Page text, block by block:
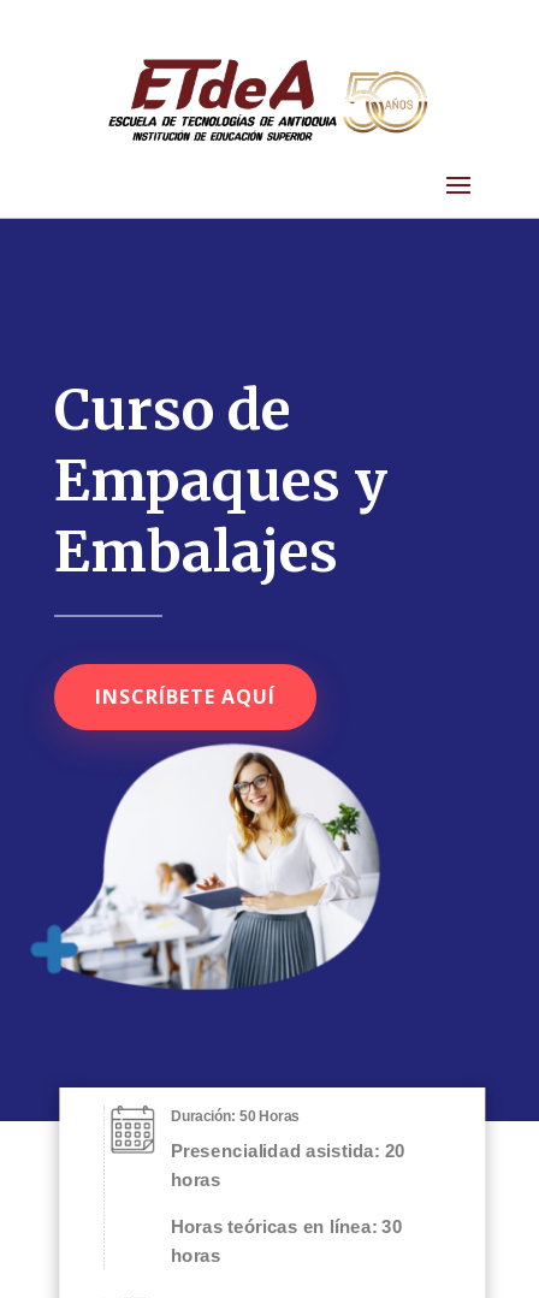
Curso de
Empaques y
Embalajes
INSCRÍBETE AQUÍ
Duración: 50 Horas
Presencialidad asistida: 20
horas
Horas teóricas en línea: 30
horas